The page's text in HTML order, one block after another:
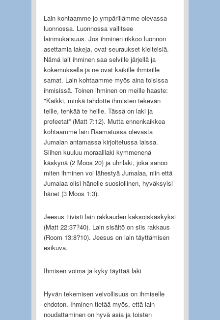
Lain kohtaamme jo ympärillämme olevassa
luonnossa. Luonnossa vallitsee
lainmukaisuus. Jos ihminen rikkoo luonnon
asettamia lakeja, ovat seuraukset kielteisiä.
Nämä lait ihminen saa selville järjellä ja
kokemuksella ja ne ovat kaikille ihmisille
samat. Lain kohtaamme myös aina toisissa
ihmisissä. Toinen ihminen on meille haaste:
"Kaikki, minkä tahdotte ihmisten tekevän
teille, tehkää te heille. Tässä on laki ja
profeetat” (Matt 7:12). Mutta ennenkaikkea
kohtaamme lain Raamatussa olevasta
Jumalan antamassa kirjoitetussa laissa.
Siihen kuuluu moraalilaki kymmenenä
käskynä (2 Moos 20) ja uhrilaki, joka sanoo
miten ihminen voi lähestyä Jumalaa, niin että
Jumalaa olisi hänelle suosiollinen, hyväksyisi
hänet (3 Moos 1:3).
Jeesus tiivisti lain rakkauden kaksoiskäskyksi
(Matt 22:37?40). Lain sisältö on siis rakkaus
(Room 13:8?10). Jeesus on lain täyttämisen
esikuva.
Ihmisen voima ja kyky täyttää laki
Hyvän tekemisen velvollisuus on ihmiselle
ehdoton. Ihminen tietää myös, että lain
noudattaminen on hyvä asia ja toisten